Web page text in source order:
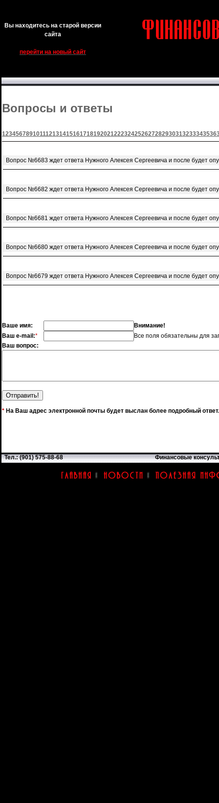
Вы находитесь на старой версии
сайта
перейти на новый сайт
Вопросы и ответы
123456789101112131415161718192021222324252627282930313233343536
Вопрос №6683 ждет ответа Нужного Алексея Сергеевича и после будет
Вопрос №6682 ждет ответа Нужного Алексея Сергеевича и после будет
Вопрос №6681 ждет ответа Нужного Алексея Сергеевича и после будет
Вопрос №6680 ждет ответа Нужного Алексея Сергеевича и после будет
Вопрос №6679 ждет ответа Нужного Алексея Сергеевича и после будет
Ваше имя:
Внимание!
Ваш e-mail:*
Все поля обязательны для
Ваш вопрос:
* На Ваш адрес электронной почты будет выслан более подробный ответ.
Тел.: (901) 575-88-68 Финансовые